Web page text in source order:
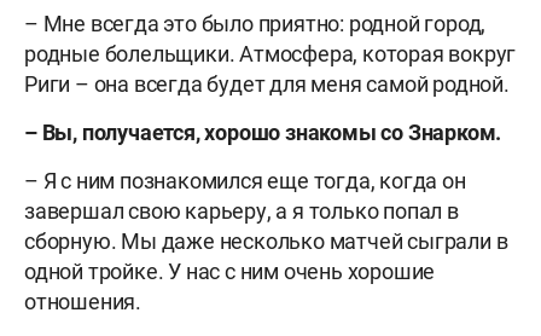
– Мне всегда это было приятно: родной город,
родные болельщики. Атмосфера, которая вокруг
Риги – она всегда будет для меня самой родной.
– Вы, получается, хорошо знакомы со Знарком.
– Я с ним познакомился еще тогда, когда он
завершал свою карьеру, а я только попал в
сборную. Мы даже несколько матчей сыграли в
одной тройке. У нас с ним очень хорошие
отношения.